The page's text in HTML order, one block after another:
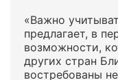
«Важно
предлагает, в
возможности,
других стран
востребованы